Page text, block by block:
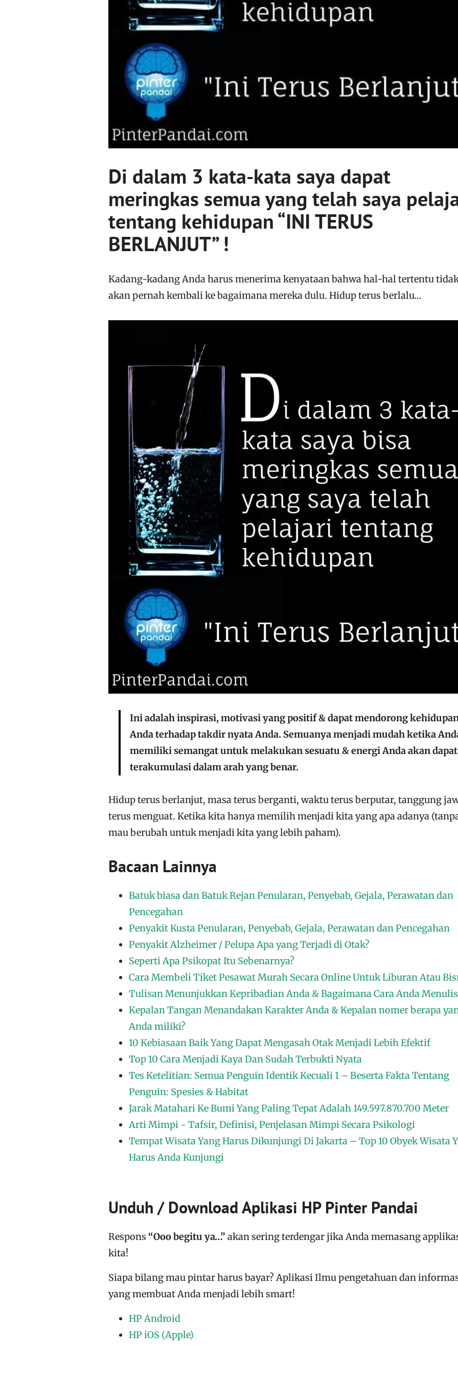
Di dalam 3 kata-kata saya dapat
meringkas semua yang telah saya
tentang kehidupan “INI TERUS
BERLANJUT” !
Kadang-kadang Anda harus menerima kenyataan bahwa hal-hal tertentu
akan pernah kembali ke bagaimana mereka dulu. Hidup terus berlalu…
Ini adalah inspirasi, motivasi yang positif & dapat mendorong
Anda terhadap takdir nyata Anda. Semuanya menjadi mudah ketika
memiliki semangat untuk melakukan sesuatu & energi Anda akan dapat
terakumulasi dalam arah yang benar.
Hidup terus berlanjut, masa terus berganti, waktu terus berputar, tanggung
terus menguat. Ketika kita hanya memilih menjadi kita yang apa adanya
mau berubah untuk menjadi kita yang lebih paham).
Bacaan Lainnya
Batuk biasa dan Batuk Rejan Penularan, Penyebab, Gejala, Perawatan dan
Pencegahan
Penyakit Kusta Penularan, Penyebab, Gejala, Perawatan dan Pencegahan
Penyakit Alzheimer / Pelupa Apa yang Terjadi di Otak?
Seperti Apa Psikopat Itu Sebenarnya?
Cara Membeli Tiket Pesawat Murah Secara Online Untuk Liburan Atau
Tulisan Menunjukkan Kepribadian Anda & Bagaimana Cara Anda
Kepalan Tangan Menandakan Karakter Anda & Kepalan nomer berapa
Anda miliki?
10 Kebiasaan Baik Yang Dapat Mengasah Otak Menjadi Lebih Efektif
Top 10 Cara Menjadi Kaya Dan Sudah Terbukti Nyata
Tes Ketelitian: Semua Penguin Identik Kecuali 1 – Beserta Fakta Tentang
Penguin: Spesies & Habitat
Jarak Matahari Ke Bumi Yang Paling Tepat Adalah 149.597.870.700 Meter
Arti Mimpi ~ Tafsir, Definisi, Penjelasan Mimpi Secara Psikologi
Tempat Wisata Yang Harus Dikunjungi Di Jakarta – Top 10 Obyek Wisata
Harus Anda Kunjungi
Unduh / Download Aplikasi HP Pinter Pandai
Respons “Ooo begitu ya…” akan sering terdengar jika Anda memasang
kita!
Siapa bilang mau pintar harus bayar?AplikasiIlmu pengetahuan dan
yang membuat Anda menjadi lebih smart!
HP Android
HP iOS (Apple)